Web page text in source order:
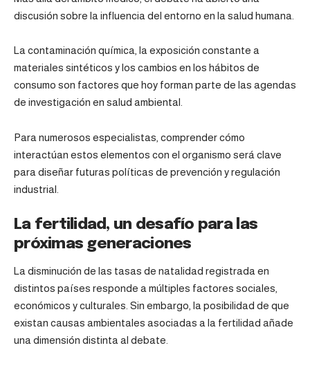
discusión sobre la influencia del entorno en la salud humana.
La contaminación química, la exposición constante a
materiales sintéticos y los cambios en los hábitos de
consumo son factores que hoy forman parte de las agendas
de investigación en salud ambiental.
Para numerosos especialistas, comprender cómo
interactúan estos elementos con el organismo será clave
para diseñar futuras políticas de prevención y regulación
industrial.
La fertilidad, un desafío para las
próximas generaciones
La disminución de las tasas de natalidad registrada en
distintos países responde a múltiples factores sociales,
económicos y culturales. Sin embargo, la posibilidad de que
existan causas ambientales asociadas a la fertilidad añade
una dimensión distinta al debate.